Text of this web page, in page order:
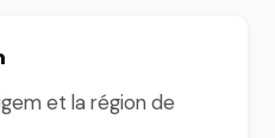
et la région de